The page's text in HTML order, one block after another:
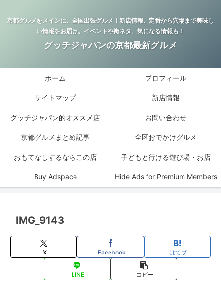
京都グルメをメインに、全国出張グルメ！新店情報、定番から穴場まで美味し
い情報をお届け。イベントや街ネタ、気になる情報も！
グッチジャパンの京都最新グルメ
ホーム プロフィール
サイトマップ 新店情報
グッチジャパン的オススメ店 お問い合わせ
京都グルメまとめ記事 全区おでかけグルメ
おもてなしするならこの店 子どもと行ける遊び場・お店
Buy Adspace Hide Ads for Premium Members
IMG_9143
X Facebook はてブ
LINE コピー